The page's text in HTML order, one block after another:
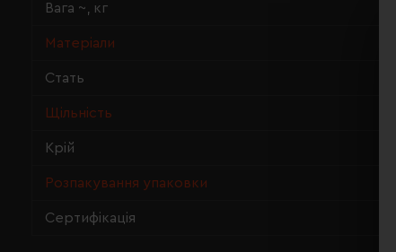
Вага ~, кг
Матеріали
Стать
Щільність
Крій
Розпакування упаковки
Сертифікація